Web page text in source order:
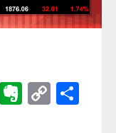
WeChat
Evernote
Copy